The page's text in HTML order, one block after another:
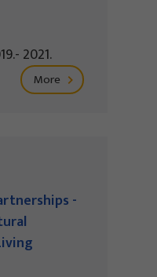
2021.
More
-